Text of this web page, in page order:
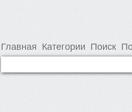
Главная Категории Поиск